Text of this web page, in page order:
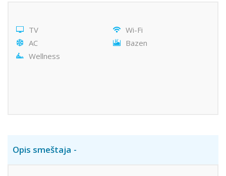
TV
Wi-Fi
AC
Bazen
Wellness
Opis smeštaja